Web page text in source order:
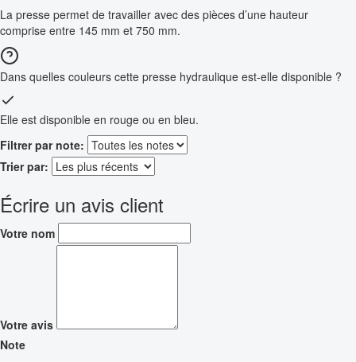
La presse permet de travailler avec des pièces d’une hauteur
comprise entre 145 mm et 750 mm.
Dans quelles couleurs cette presse hydraulique est-elle disponible ?
Elle est disponible en rouge ou en bleu.
Filtrer par note:
Trier par:
Écrire un avis client
Votre nom
Votre avis
Note